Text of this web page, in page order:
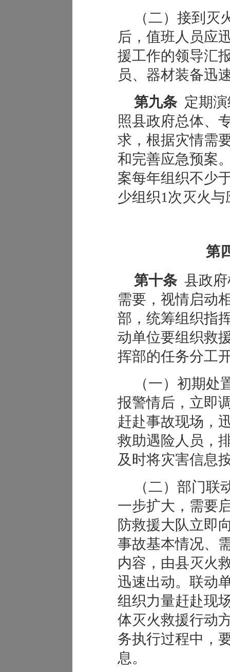
（二）接到灭
后，值班人员应
援工作的领导汇
员、器材装备迅
第九条 定期
照县政府总体、
求，根据灾情需
和完善应急预案
案每年组织不少
少组织1次灭火
第
第十条县政府
需要，视情启动
部，统筹组织指
动单位要组织救
挥部的任务分工
（一）初期处
报警情后，立即
赶赴事故现场，
救助遇险人员，
及时将灾害信息
（二）部门联
一步扩大，需要
防救援大队立即
事故基本情况、
内容，由县灭火
迅速出动。联动
组织力量赶赴现
体灭火救援行动
务执行过程中，
息。